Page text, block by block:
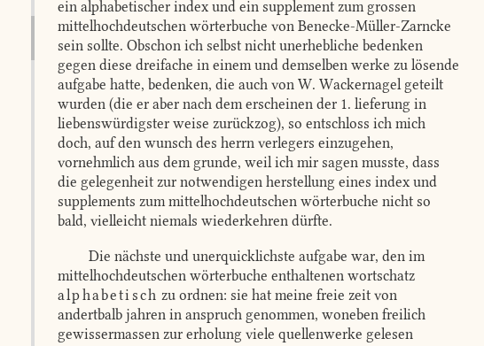
ein alphabetischer index und ein supplement zum grossen
mittelhochdeutschen wörterbuche von Benecke-Müller-Zarncke
sein sollte. Obschon ich selbst nicht unerhebliche bedenken
gegen diese dreifache in einem und demselben werke zu lösende
aufgabe hatte, bedenken, die auch von W. Wackernagel geteilt
wurden (die er aber nach dem erscheinen der 1. lieferung in
liebenswürdigster weise zurückzog), so entschloss ich mich
doch, auf den wunsch des herrn verlegers einzugehen,
vornehmlich aus dem grunde, weil ich mir sagen musste, dass
die gelegenheit zur notwendigen herstellung eines index und
supplements zum mittelhochdeutschen wörterbuche nicht so
bald, vielleicht niemals wiederkehren dürfte.
Die nächste und unerquicklichste aufgabe war, den im
mittelhochdeutschen wörterbuche enthaltenen wortschatz
alphabetisch zu ordnen: sie hat meine freie zeit von
andertbalb jahren in anspruch genommen, woneben freilich
gewissermassen zur erholung viele quellenwerke gelesen